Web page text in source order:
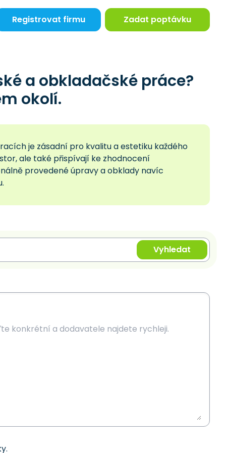
Registrovat firmu Zadat poptávku
a obkladačské práce?
okolí.
je zásadní pro kvalitu a estetiku každého
ale také přispívají ke zhodnocení
provedené úpravy a obklady navíc
Vyhledat